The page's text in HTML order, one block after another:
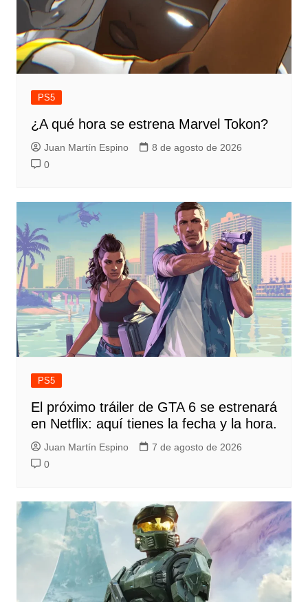
PS5
¿A qué hora se estrena Marvel Tokon?
Juan Martín Espino
8 de agosto de 2026
0
PS5
El próximo tráiler de GTA 6 se estrenará
en Netflix: aquí tienes la fecha y la hora.
Juan Martín Espino
7 de agosto de 2026
0